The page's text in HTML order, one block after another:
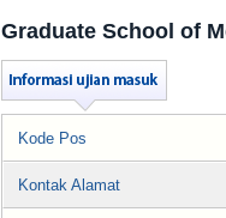
Graduate School of
Kode Pos
Kontak Alamat